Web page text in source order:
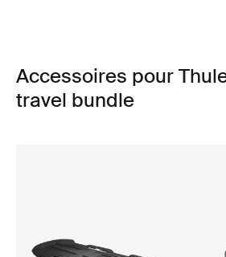
Accessoires pour
travel bundle